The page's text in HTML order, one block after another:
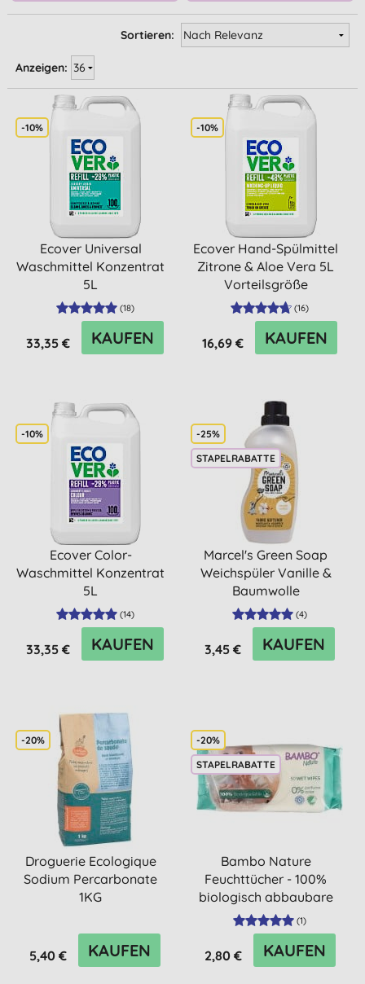
Sortieren:
Anzeigen:
-10%
Ecover Universal
Waschmittel Konzentrat
5L
(18)
33,35 € KAUFEN
-10%
Ecover Hand-Spülmittel
Zitrone & Aloe Vera 5L
Vorteilsgröße
(16)
16,69 € KAUFEN
-10%
Ecover Color-
Waschmittel Konzentrat
5L
(14)
33,35 € KAUFEN
-25%
STAPELRABATTE
Marcel's Green Soap
Weichspüler Vanille &
Baumwolle
(4)
3,45 € KAUFEN
-20%
Droguerie Ecologique
Sodium Percarbonate
1KG
5,40 € KAUFEN
-20%
STAPELRABATTE
Bambo Nature
Feuchttücher - 100%
biologisch abbaubare
Feuchttücher ...
(1)
2,80 € KAUFEN